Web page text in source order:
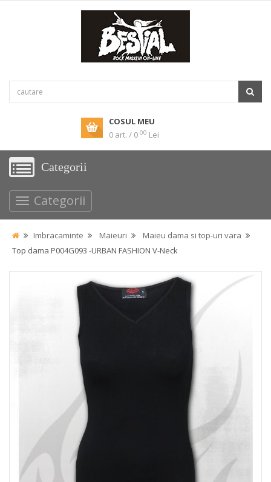
COSUL MEU
0 art. / 0 00 Lei
Categorii
Categorii
Imbracaminte Maieuri
Maieu dama si top-uri vara
Top dama P004G093 -URBAN FASHION V-Neck